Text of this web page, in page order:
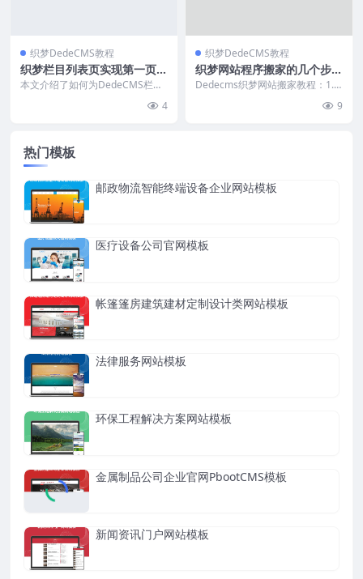
织梦DedeCMS教程
织梦栏目列表页实现第一页与
其他页调用不同模板
本文介绍了如何为DedeCMS栏目
4
织梦DedeCMS教程
织梦网站程序搬家的几个步骤
详解
Dedecms织梦网站搬家教程：1.
9
热门模板
邮政物流智能终端设备企业网站模板
医疗设备公司官网模板
帐篷篷房建筑建材定制设计类网站模板
法律服务网站模板
环保工程解决方案网站模板
金属制品公司企业官网PbootCMS模板
新闻资讯门户网站模板